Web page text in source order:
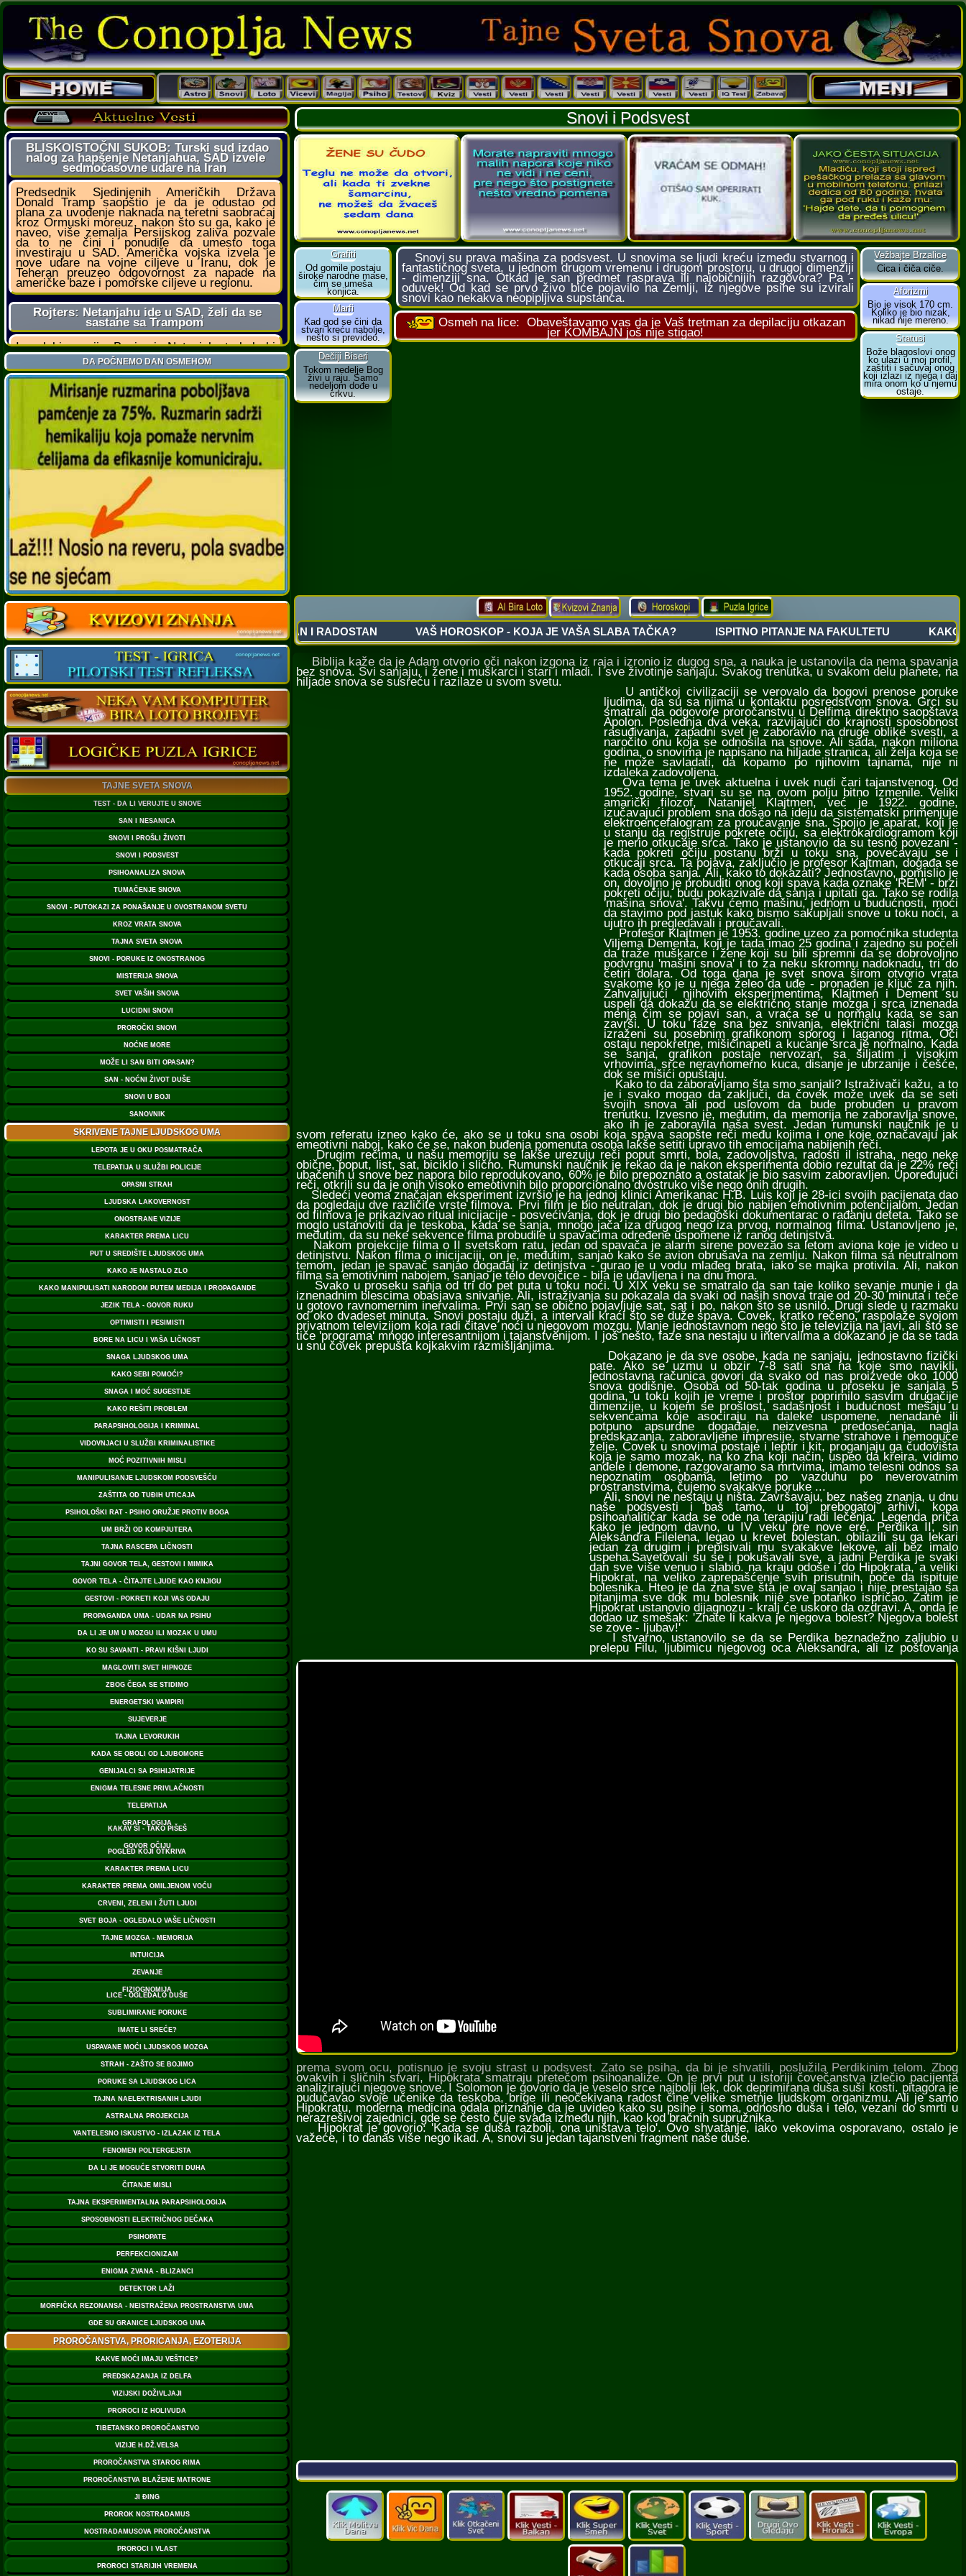
Snovi i Podsvest
Snovi su prava mašina za podsvest. U snovima se ljudi kreću između stvarnog i
fantastičnog sveta, u jednom drugom vremenu i drugom prostoru, u drugoj dimenziji
- dimenziji sna. Otkad je san predmet rasprava ili najobičnijih razgovora? Pa -
oduvek! Od kad se prvo živo biće pojavilo na Zemlji, iz njegove psihe su izvirali
snovi kao nekakva neopipljiva supstanca.
Osmeh na lice: Obaveštavamo vas da je Vaš tretman za depilaciju otkazan
jer KOMBAJN još nije stigao!
Biblija kaže da je Adam otvorio oči nakon izgona iz raja i izronio iz dugog sna, a nauka je ustanovila da nema spavanja
bez snova. Svi sanjaju, i žene i muškarci i stari i mladi. I sve životinje sanjaju. Svakog trenutka, u svakom delu planete, na
hiljade snova se susreću i razilaze u svom svetu.
U antičkoj civilizaciji se verovalo da bogovi prenose poruke
ljudima, da su sa njima u kontaktu posredstvom snova. Grci su
smatrali da odgovore proročanstvu u Delfima direktno saopštava
Apolon. Poslednja dva veka, razvijajući do krajnosti sposobnost
rasuđivanja, zapadni svet je zaboravio na druge oblike svesti, a
naročito onu koja se odnosila na snove. Ali sada, nakon miliona
godina, o snovima je napisano na hiljade stranica, ali želja koja se
ne može savladati, da kopamo po njihovim tajnama, nije ni
izdaleka zadovoljena.
Ova tema je uvek aktuelna i uvek nudi čari tajanstvenog. Od
1952. godine, stvari su se na ovom polju bitno izmenile. Veliki
amarički filozof, Natanijel Klajtmen, već je 1922. godine,
izučavajući problem sna došao na ideju da sistematski primenjuje
elektroencefalogram za proučavanje sna. Spojio je aparat, koji je
u stanju da registruje pokrete očiju, sa elektrokardiogramom koji
je merio otkucaje srca. Tako je ustanovio da su tesno povezani -
kada pokreti očiju postanu brži u toku sna, povećavaju se i
otkucaji srca. Ta pojava, zaključio je profesor Kajtman, događa se
kada osoba sanja. Ali, kako to dokazati? Jednostavno, pomislio je
on, dovoljno je probuditi onog koji spava kada oznake 'REM' - brzi
pokreti očiju, budu pokazivale da sanja i upitati ga. Tako se rodila
'mašina snova'. Takvu ćemo mašinu, jednom u budućnosti, moći
da stavimo pod jastuk kako bismo sakupljali snove u toku noći, a
ujutro ih pregledavali i proučavali.
Profesor Klajtmen je 1953. godine uzeo za pomoćnika studenta
Viljema Dementa, koji je tada imao 25 godina i zajedno su počeli
da traže muškarce i žene koji su bili spremni da se dobrovoljno
podvrgnu 'mašini snova' i to za neku skromnu nadoknadu, tri do
četiri dolara. Od toga dana je svet snova širom otvorio vrata
svakome ko je u njega želeo da uđe - pronađen je ključ za njih.
Zahvaljujući njihovim eksperimentima, Klajtmen i Dement su
uspeli da dokažu da se električno stanje mozga i srca iznenada
menja čim se pojavi san, a vraća se u normalu kada se san
završi. U toku faze sna bez snivanja, električni talasi mozga
izraženi su posebnim grafikonom sporog i laganog ritma. Oči
ostaju nepokretne, mišićinapeti a kucanje srca je normalno. Kada
se sanja, grafikon postaje nervozan, sa šiljatim i visokim
vrhovima, srce neravnomerno kuca, disanje je ubrzanije i češće,
dok se mišići opuštaju.
Kako to da zaboravljamo šta smo sanjali? Istraživači kažu, a to
je i svako mogao da zaključi, da čovek može uvek da se seti
svojih snova ali pod uslovom da bude probuđen u pravom
trenutku. Izvesno je, međutim, da memorija ne zaboravlja snove,
ako ih je zaboravila naša svest. Jedan rumunski naučnik je u
svom referatu izneo kako će, ako se u toku sna osobi koja spava saopšte reči među kojima i one koje označavaju jak
emeotivni naboj, kako će se, nakon buđenja pomenuta osoba lakše setiti upravo tih emocijama nabijenih reči.
Drugim rečima, u našu memoriju se lakše urezuju reči poput smrti, bola, zadovoljstva, radosti il istraha, nego neke
obične, poput, list, sat, biciklo i slično. Rumunski naučnik je rekao da je nakon eksperimenta dobio rezultat da je 22% reči
ubačenih u snove bez napora bilo reprodukovano, 60% je bilo prepoznato a ostatak je bio sasvim zaboravljen. Upoređujući
reči, otkrili su da je onih visoko emeotivnih bilo proporcionalno dvostruko više nego onih drugih.
Sledeći veoma značajan eksperiment izvršio je na jednoj klinici Amerikanac H.B. Luis koji je 28-ici svojih pacijenata dao
da pogledaju dve različite vrste filmova. Prvi film je bio neutralan, dok je drugi bio nabijen emotivnim potencijalom. Jedan
od filmova je prikazivao ritual inicijacije - posvećivanja, dok je drugi bio pedagoški dokumentarac o rađanju deteta. Tako se
moglo ustanoviti da je teskoba, kada se sanja, mnogo jača iza drugog nego iza prvog, normalnog filma. Ustanovljeno je,
međutim, da su neke sekvence filma probudile u spavačima određene uspomene iz ranog detinjstva.
Nakom projekcije filma o II svetskom ratu, jedan od spavača je alarm sirene povezao sa letom aviona koje je video u
detinjstvu. Nakon filma o inicijaciji, on je, međutim, sanjao kako se avion obrušava na zemlju. Nakon filma sa neutralnom
temom, jedan je spavač sanjao događaj iz detinjstva - gurao je u vodu mlađeg brata, iako se majka protivila. Ali, nakon
filma sa emotivnim nabojem, sanjao je telo devojčice - bila je udavljena i na dnu mora.
Svako u proseku sanja od tri do pet puta u toku noći. U XIX veku se smatralo da san taje koliko sevanje munje i da
iznenadnim blescima obasjava snivanje. Ali, istraživanja su pokazala da svaki od naših snova traje od 20-30 minuta i teče
u gotovo ravnomernim inervalima. Prvi san se obično pojavljuje sat, sat i po, nakon što se usnilo. Drugi slede u razmaku
od oko dvadeset minuta. Snovi postaju duži, a intervali kraći što se duže spava. Čovek, kratko rečeno, raspolaže svojom
privatnom televizijom koja radi čitave noći u njegovom mozgu. Manje jednostavnom nego što je televizija na javi, ali što se
tiče 'programa' mnogo interesantnijom i tajanstvenijom. I još nešto, faze sna nestaju u intervalima a dokazano je da se tada
u snu čovek prepušta kojkakvim razmišljanjima.
Dokazano je da sve osobe, kada ne sanjaju, jednostavno fizički
pate. Ako se uzmu u obzir 7-8 sati sna na koje smo navikli,
jednostavna računica govori da svako od nas proizvede oko 1000
snova godišnje. Osoba od 50-tak godina u proseku je sanjala 5
godina, u toku kojih je vreme i prostor poprimilo sasvim drugačije
dimenzije, u kojem se prošlost, sadašnjost i budućnost mešaju u
sekvencama koje asociraju na daleke uspomene, nenadane ili
potpuno apsurdne događaje, neizvesna predosećanja, nagla
predskazanja, zaboravljene impresije, stvarne strahove i nemoguće
želje. Čovek u snovima postaje i leptir i kit, proganjaju ga čudovišta
koja je samo mozak, na ko zna koji način, uspeo da kreira, vidimo
anđele i demone, razgovaramo sa mrtvima, imamo telesni odnos sa
nepoznatim osobama, letimo po vazduhu po neverovatnim
prostranstvima, čujemo svakakve poruke ...
Ali, snovi ne nestaju u ništa. Završavaju, bez našeg znanja, u dnu
naše podsvesti i baš tamo, u toj prebogatoj arhivi, kopa
psihoanalitičar kada se ode na terapiju radi lečenja. Legenda priča
kako je jednom davno, u IV veku pre nove ere, Perdika II, sin
Aleksandra Filelena, legao u krevet bolestan. obilazili su ga lekari
jedan za drugim i prepisivali mu svakakve lekove, ali bez imalo
uspeha.Savetovali su se i pokušavali sve, a jadni Perdika je svaki
dan sve više venuo i slabio. na kraju odoše i do Hipokrata, a veliki
Hipokrat, na veliko zaprepašćenje svih prisutnih, poče da ispituje
bolesnika. Hteo je da zna sve šta je ovaj sanjao i nije prestajao sa
pitanjima sve dok mu bolesnik nije sve potanko ispričao. Zatim je
Hipokrat ustanovio dijagnozu - kralj će uskoro da ozdravi. A, onda je
dodao uz smešak: 'Znate li kakva je njegova bolest? Njegova bolest
se zove - ljubav!'
I stvarno, ustanovilo se da se Perdika beznadežno zaljubio u
prelepu Filu, ljubimicu njegovog oca Aleksandra, ali iz poštovanja
prema svom ocu, potisnuo je svoju strast u podsvest. Zato se psiha, da bi je shvatili, poslužila Perdikinim telom. Zbog
ovakvih i sličnih stvari, Hipokrata smatraju pretečom psihoanalize. On je prvi put u istoriji čovečanstva izlečio pacijenta
analizirajući njegove snove. I Solomon je govorio da je veselo srce najbolji lek, dok deprimirana duša suši kosti. pitagora je
pudučavao svoje učenike da teskoba, brige ili neočekivana radost čine velike smetnje ljudskom organizmu. Ali je samo
Hipokratu, moderna medicina odala priznanje da je uvideo kako su psihe i soma, odnosno duša i telo, vezani do smrti u
nerazrešivoj zajednici, gde se često čuje svađa između njih, kao kod bračnih supružnika.
Hipokrat je govorio: 'Kada se duša razboli, ona uništava telo'. Ovo shvatanje, iako vekovima osporavano, ostalo je
važeće, i to danas više nego ikad. A, snovi su jedan tajanstveni fragment naše duše.